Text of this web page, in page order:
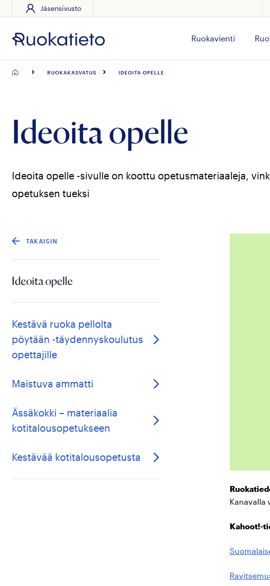
sisältöön
Jäsensivusto
Ruokavienti
RUOKAKASVATUS IDEOITA OPELLE
Ideoita opelle
Ideoita opelle -sivulle on koottu opetusmateriaaleja,
opetuksen tueksi
TAKAISIN
Ideoita opelle
Kestävä ruoka pellolta
pöytään -täydennyskoulutus
opettajille
Maistuva ammatti
Ässäkokki – materiaalia
kotitalousopetukseen
Kestävää kotitalousopetusta
Kanavalla
Kahoot!-